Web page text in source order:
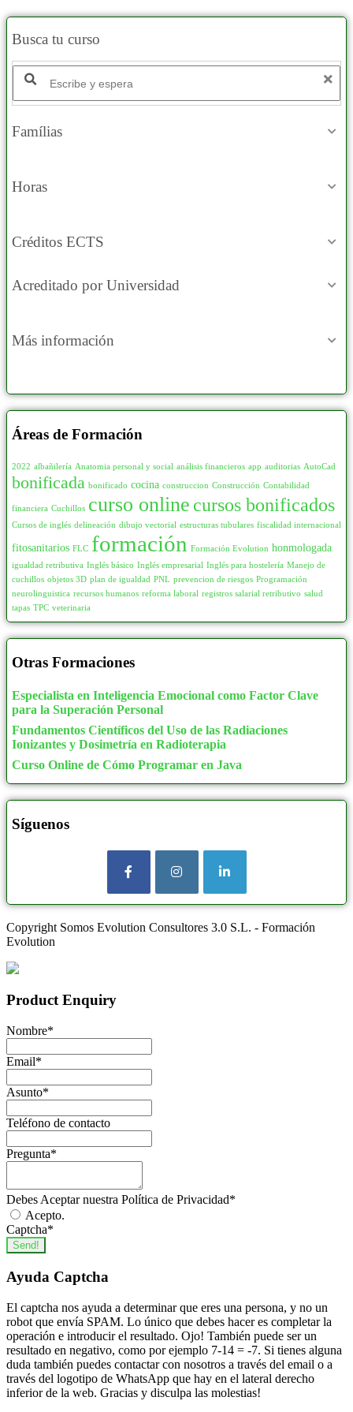
Busca tu curso
Famílias
Horas
Créditos ECTS
Acreditado por Universidad
Más información
Áreas de Formación
2022 albañilería Anatomia personal y social análisis financieros app auditorias AutoCad
bonificada bonificado cocina construccion Construcción Contabilidad
financiera Cuchillos curso online cursos bonificados
Cursos de inglés delineación dibujo vectorial estructuras tubulares fiscalidad internacional
fitosanitarios FLC formación Formación Evolution honmologada
igualdad retributiva Inglés básico Inglés empresarial Inglés para hostelería Manejo de
cuchillos objetos 3D plan de igualdad PNL prevencion de riesgos Programación
neurolinguistica recursos humanos reforma laboral registros salarial retributivo salud
tapas TPC veterinaria
Otras Formaciones
Especialista en Inteligencia Emocional como Factor Clave
para la Superación Personal
Fundamentos Científicos del Uso de las Radiaciones
Ionizantes y Dosimetría en Radioterapia
Curso Online de Cómo Programar en Java
Síguenos
Copyright Somos Evolution Consultores 3.0 S.L. - Formación
Evolution
Product Enquiry
Nombre*
Email*
Asunto*
Teléfono de contacto
Pregunta*
Debes Aceptar nuestra Política de Privacidad*
Acepto.
Captcha*
Send!
Ayuda Captcha
El captcha nos ayuda a determinar que eres una persona, y no un
robot que envía SPAM. Lo único que debes hacer es completar la
operación e introducir el resultado. Ojo! También puede ser un
resultado en negativo, como por ejemplo 7-14 = -7. Si tienes alguna
duda también puedes contactar con nosotros a través del email o a
través del logotipo de WhatsApp que hay en el lateral derecho
inferior de la web. Gracias y disculpa las molestias!